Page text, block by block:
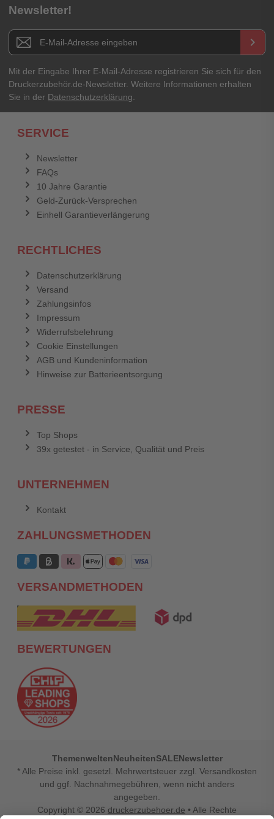
Titel**
E-Mail-Adresse
Ihr Passwort
Newsletter!
Newsletter E-Mail Adresse keyboard_arrow_right
Mit der Eingabe Ihrer E-Mail-Adresse registrieren Sie sich für den
Druckerzubehör.de-Newsletter. Weitere Informationen erhalten
Sie in der Datenschutzerklärung
SERVICE
Newsletter
FAQs
10 Jahre Garantie
Geld-Zurück-Versprechen
Einhell Garantieverlängerung
RECHTLICHES
Datenschutzerklärung
Versand
Zahlungsinfos
Impressum
Widerrufsbelehrung
Cookie Einstellungen
AGB und Kundeninformation
Hinweise zur Batterieentsorgung
PRESSE
Top Shops
39x getestet - in Service, Qualität und Preis
UNTERNEHMEN
Kontakt
ZAHLUNGSMETHODEN
VERSANDMETHODEN
BEWERTUNGEN
ThemenweltenNeuheitenSALENewsletter
* Alle Preise inkl. gesetzl. Mehrwertsteuer zzgl. Versandkosten
und ggf. Nachnahmegebühren, wenn nicht anders
angegeben.
Copyright © 2026 druckerzubehoer.de • Alle Rechte